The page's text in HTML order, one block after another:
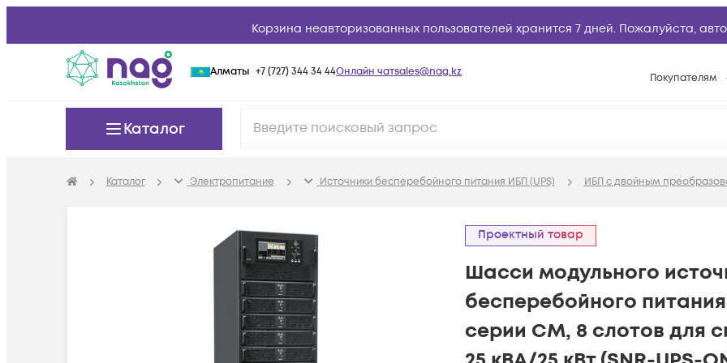
Корзина неавторизованных пользователей хранится 7 дней. Пожалуйста,
Алматы +7 (727) 344 34 44Онлайн чатsales@nag.kz Покупателям
Возврат
База знаний
Конфигураторы
Каталог
Каталог Электропитание Источники бесперебойного питания ИБП (UPS) ИБП с двойным
Проектный товар
Шасси модульного
бесперебойного
серии СМ, 8 слотов для